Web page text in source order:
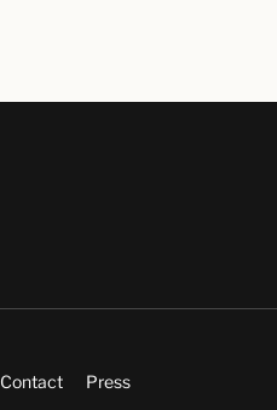
Contact Press